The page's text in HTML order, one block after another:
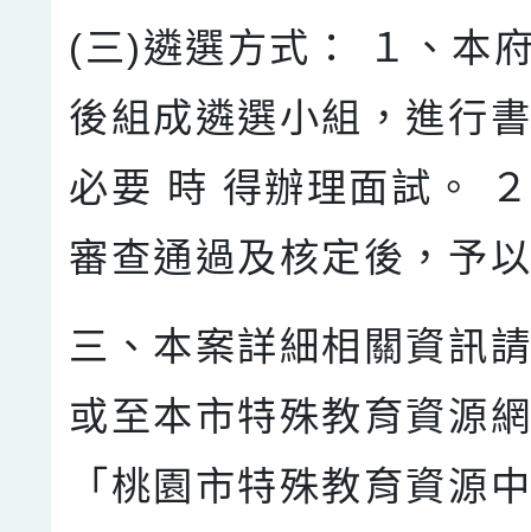
(三)遴選方式： １、本
後組成遴選小組，進行
必要 時 得辦理面試。
審查通過及核定後，予
三、本案詳細相關資訊
或至本市特殊教育資源
「桃園市特殊教育資源